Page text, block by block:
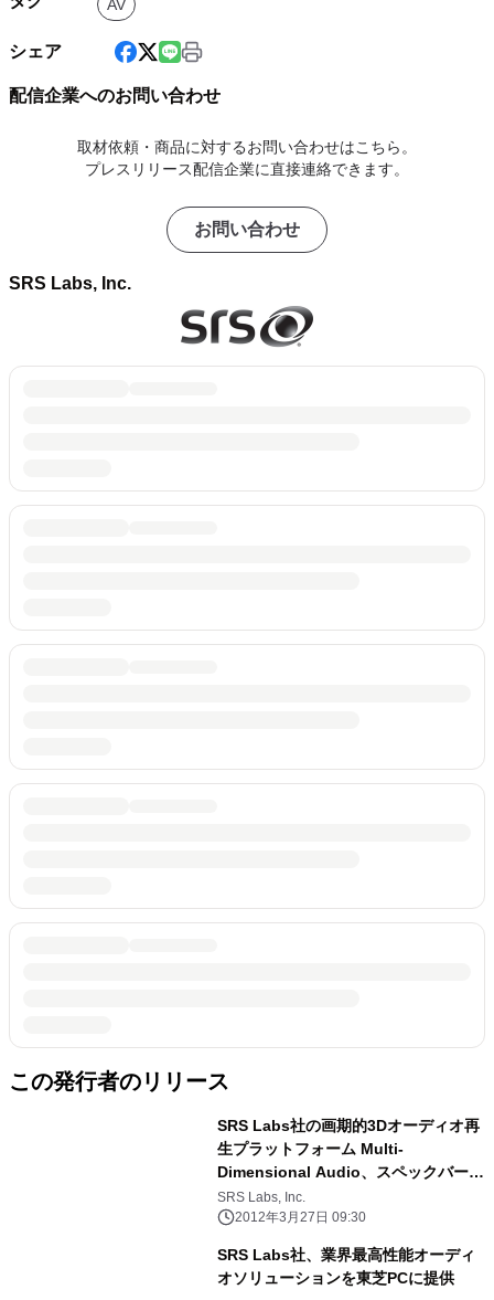
AV
シェア
配信企業へのお問い合わせ
取材依頼・商品に対するお問い合わせはこちら。
プレスリリース配信企業に直接連絡できます。
お問い合わせ
SRS Labs, Inc.
この発行者のリリース
SRS Labs社の画期的3Dオーディオ再
生プラットフォーム Multi-
Dimensional Audio、スペックバージ
ョン1.0開発終了、 ベータ試験段階に
入る
SRS Labs, Inc.
2012年3月27日 09:30
SRS Labs社、業界最高性能オーディ
オソリューションを東芝PCに提供